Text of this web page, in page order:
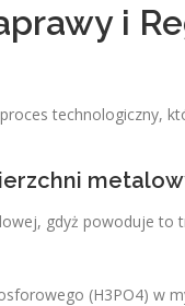
i
technologiczny,
gdyż powoduje to
(H3​PO4​) w